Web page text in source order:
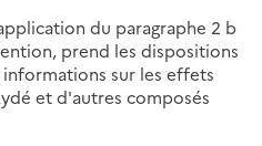
du paragraphe 2 b
prend les dispositions
sur les effets
et d'autres composés